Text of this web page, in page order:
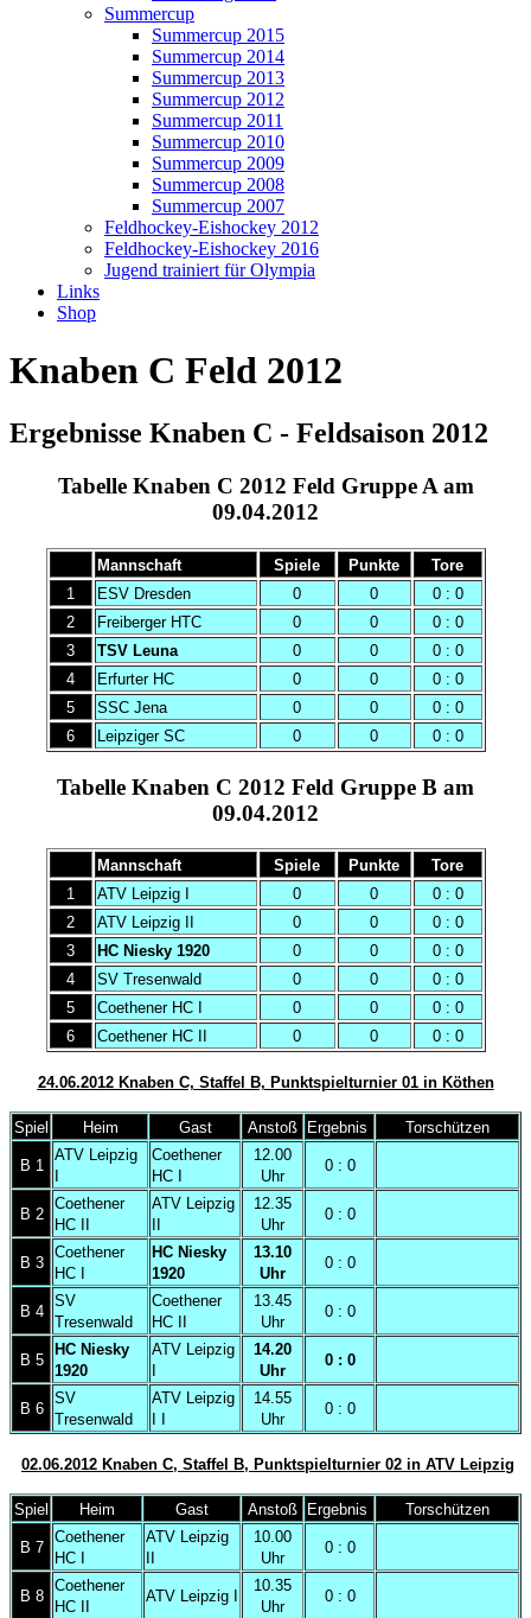
Summercup
Summercup 2015
Summercup 2014
Summercup 2013
Summercup 2012
Summercup 2011
Summercup 2010
Summercup 2009
Summercup 2008
Summercup 2007
Feldhockey-Eishockey 2012
Feldhockey-Eishockey 2016
Jugend trainiert für Olympia
Links
Shop
Knaben C Feld 2012
Ergebnisse Knaben C - Feldsaison 2012
Tabelle Knaben C 2012 Feld Gruppe A am
09.04.2012
Mannschaft Spiele Punkte
Tore
1
ESV Dresden 0 0
0 : 0
2
Freiberger HTC 0 0
0 : 0
3
TSV Leuna 0 0
0 : 0
4
Erfurter HC 0 0
0 : 0
5
SSC Jena 0 0
0 : 0
6
Leipziger SC 0 0 0 : 0
Tabelle Knaben C 2012 Feld Gruppe B am
09.04.2012
Mannschaft Spiele Punkte
Tore
1
ATV Leipzig I 0 0
0 : 0
2
ATV Leipzig II 0 0
0 : 0
3
HC Niesky 1920 0 0
0 : 0
4
SV Tresenwald 0 0
0 : 0
5
Coethener HC I 0 0
0 : 0
6
Coethener HC II 0 0 0 : 0
24.06.2012 Knaben C, Staffel B, Punktspielturnier 01 in Köthen
Spiel Heim Gast Anstoß Ergebnis Torschützen
B 1
ATV Leipzig
Coethener
HC I
12.00
Uhr
0 : 0
B 2
Coethener
HC II
ATV Leipzig
12.35
Uhr
0 : 0
B 3
Coethener
HC I
HC Niesky
1920
13.10
Uhr
0 : 0
B 4
SV
Tresenwald
Coethener
HC II
13.45
Uhr
0 : 0
B 5
HC Niesky
1920
ATV Leipzig
14.20
Uhr
0 : 0
B 6
SV
Tresenwald
ATV Leipzig
14.55
Uhr
0 : 0
02.06.2012 Knaben C, Staffel B, Punktspielturnier 02 in ATV Leipzig
Spiel Heim Gast Anstoß Ergebnis Torschützen
B 7
Coethener
HC I
ATV Leipzig
10.00
Uhr
0 : 0
B 8
Coethener
HC II
ATV Leipzig I
10.35
Uhr
0 : 0